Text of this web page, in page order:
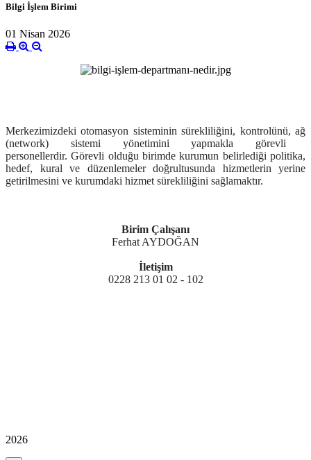
Bilgi İşlem Birimi
01 Nisan 2026
Merkezimizdeki otomasyon sisteminin sürekliliğini, kontrolünü, ağ
(network) sistemi yönetimini yapmakla görevli
personellerdir. Görevli olduğu birimde kurumun belirlediği politika,
hedef, kural ve düzenlemeler doğrultusunda hizmetlerin yerine
getirilmesini ve kurumdaki hizmet sürekliliğini sağlamaktır.
Birim Çalışanı
Ferhat AYDOĞAN
İletişim
0228 213 01 02 - 102
2026